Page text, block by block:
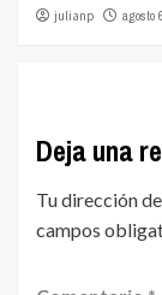
julianp agosto
Deja una
Tu dirección
campos